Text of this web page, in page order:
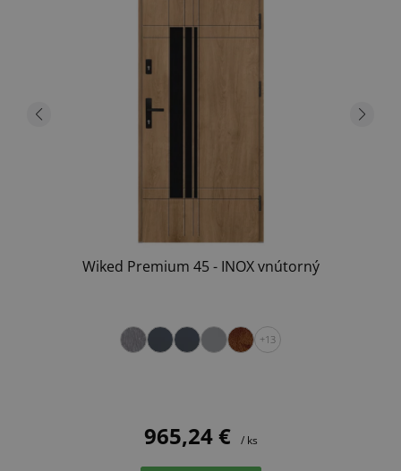
Wiked Premium 45 - INOX vnútorný
+13
965,24 € / ks